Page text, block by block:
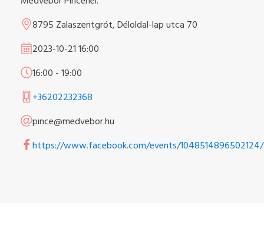
8795 Zalaszentgrót, Déloldal-lap utca 70
2023-10-2116:00
16:00 -19:00
+36202232368
pince@medvebor.hu
https://www.facebook.com/events/1048514896502124/